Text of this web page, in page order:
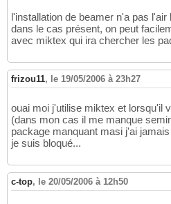
l'installation de beamer n'a pas
dans le cas présent, on peut
avec miktex qui ira chercher les
frizou11, le 19/05/2006 à 23h27
ouai moi j'utilise miktex et lorsqu'il
(dans mon cas il me manque
package manquant masi j'ai
je suis bloqué...
c-top, le 20/05/2006 à 12h50